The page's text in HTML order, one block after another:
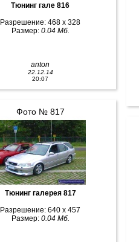
Тюнинг гале 816
Разрешение: 468 x 328
Размер: 0.04 Мб.
anton
22.12.14
20:07
Фото № 817
Тюнинг галерея 817
Разрешение: 640 x 457
Размер: 0.04 Мб.